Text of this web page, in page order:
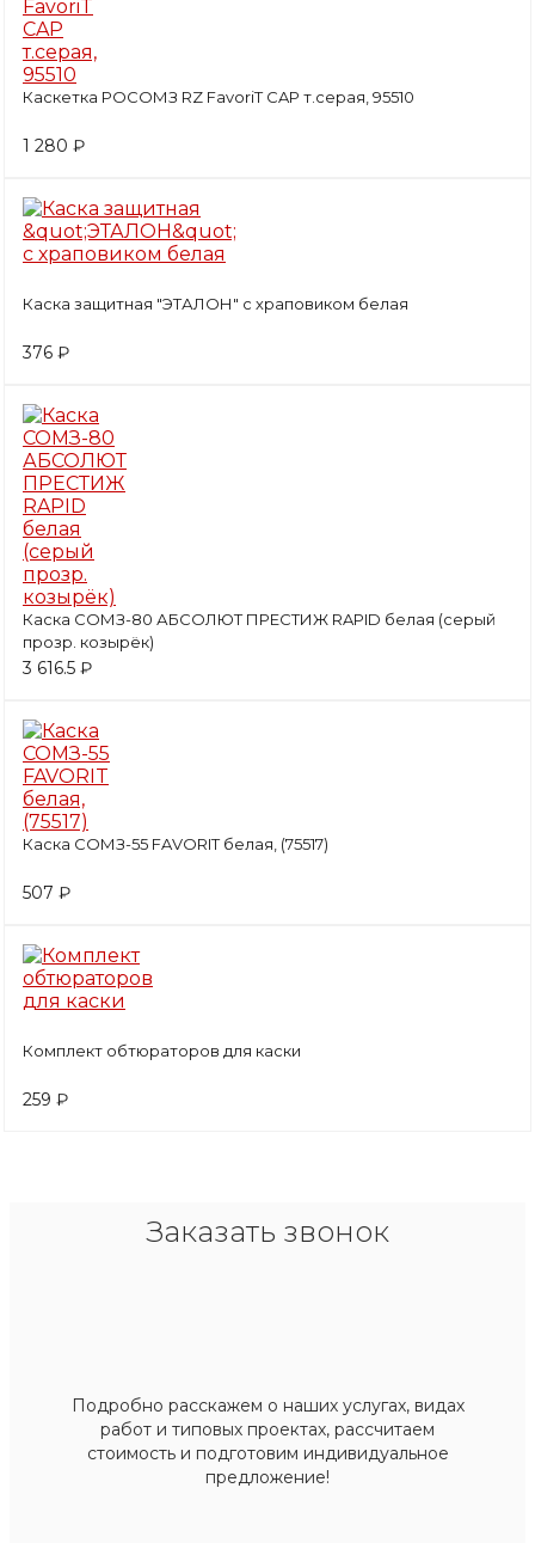
Каскетка РОСОМЗ RZ FavoriT CAP т.серая, 95510
1 280 ₽
Каска защитная "ЭТАЛОН" с храповиком белая
376 ₽
Каска СОМЗ-80 АБСОЛЮТ ПРЕСТИЖ RAPID белая (серый
прозр. козырёк)
3 616.5 ₽
Каска СОМЗ-55 FAVORIT белая, (75517)
507 ₽
Комплект обтюраторов для каски
259 ₽
Заказать звонок
Подробно расскажем о наших услугах, видах
работ и типовых проектах, рассчитаем
стоимость и подготовим индивидуальное
предложение!